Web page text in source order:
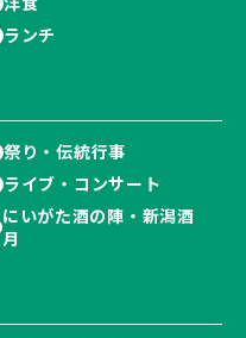
ランチ
祭り・伝統行事
ライブ・コンサート
にいがた酒の陣・新潟酒
月